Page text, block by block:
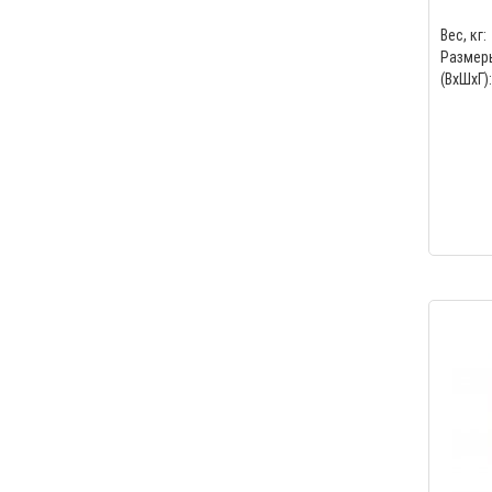
Вес, кг:
(ВхШхГ):